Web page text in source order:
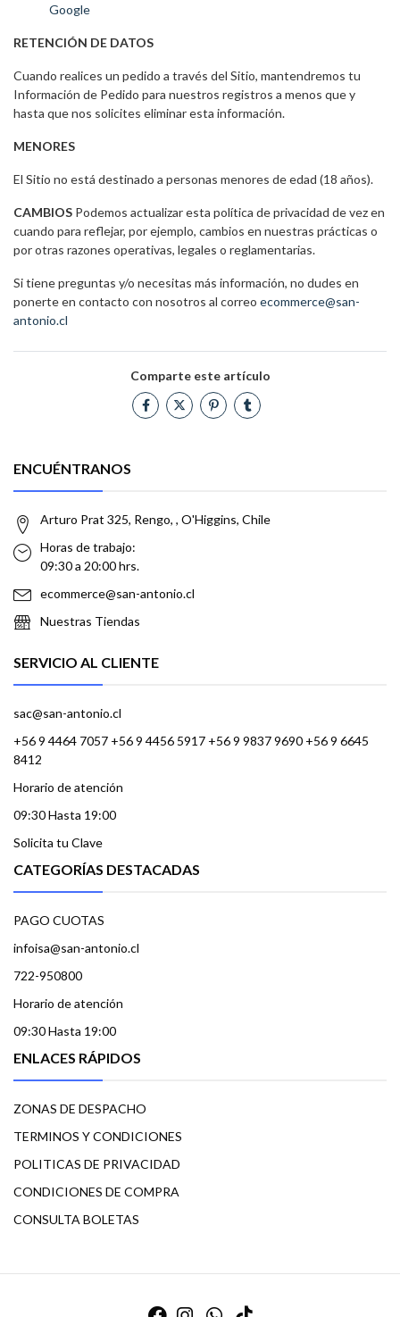
Google
RETENCIÓN DE DATOS
Cuando realices un pedido a través del Sitio, mantendremos tu
Información de Pedido para nuestros registros a menos que y
hasta que nos solicites eliminar esta información.
MENORES
El Sitio no está destinado a personas menores de edad (18 años).
CAMBIOS Podemos actualizar esta política de privacidad de vez en
cuando para reflejar, por ejemplo, cambios en nuestras prácticas o
por otras razones operativas, legales o reglamentarias.
Si tiene preguntas y/o necesitas más información, no dudes en
ponerte en contacto con nosotros al correo ecommerce@san-
antonio.cl
Comparte este artículo
ENCUÉNTRANOS
Arturo Prat 325, Rengo, , O'Higgins, Chile
Horas de trabajo:
09:30 a 20:00 hrs.
ecommerce@san-antonio.cl
Nuestras Tiendas
SERVICIO AL CLIENTE
sac@san-antonio.cl
+56 9 4464 7057 +56 9 4456 5917 +56 9 9837 9690 +56 9 6645
8412
Horario de atención
09:30 Hasta 19:00
Solicita tu Clave
CATEGORÍAS DESTACADAS
PAGO CUOTAS
infoisa@san-antonio.cl
722-950800
Horario de atención
09:30 Hasta 19:00
ENLACES RÁPIDOS
ZONAS DE DESPACHO
TERMINOS Y CONDICIONES
POLITICAS DE PRIVACIDAD
CONDICIONES DE COMPRA
CONSULTA BOLETAS